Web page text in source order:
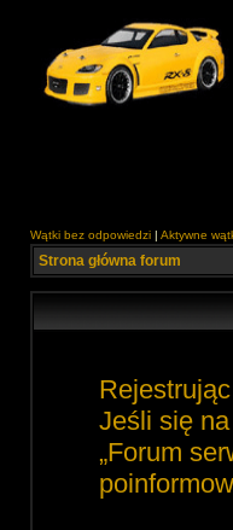
Wątki bez odpowiedzi | Aktywne
Strona główna forum
Jeśli się
„Forum